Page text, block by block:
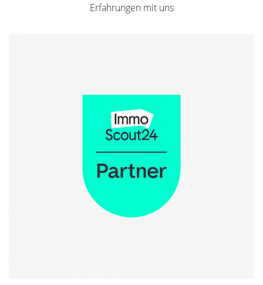
Erfahrungen mit uns